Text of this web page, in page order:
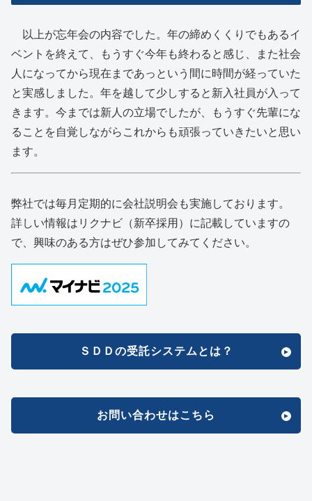
以上が忘年会の内容でした。年の締めくくりでもあるイ
ベントを終えて、もうすぐ今年も終わると感じ、また社会
人になってから現在まであっという間に時間が経っていた
と実感しました。年を越して少しすると新入社員が入って
きます。今までは新人の立場でしたが、もうすぐ先輩にな
ることを自覚しながらこれからも頑張っていきたいと思い
ます。
弊社では毎月定期的に会社説明会も実施しております。
詳しい情報はリクナビ（新卒採用）に記載していますの
で、興味のある方はぜひ参加してみてください。
ＳＤＤの受託システムとは？
お問い合わせはこちら